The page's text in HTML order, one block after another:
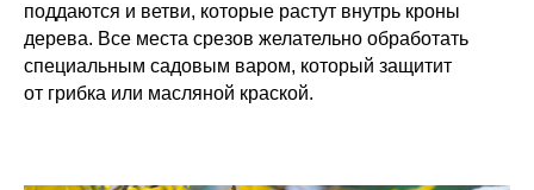
поддаются и ветви, которые растут внутрь кроны
дерева. Все места срезов желательно обработать
специальным садовым варом, который защитит
от грибка или масляной краской.